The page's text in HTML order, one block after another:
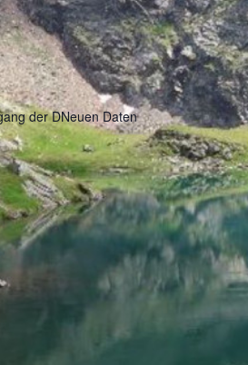
der DNeuen Daten
Datenschutz